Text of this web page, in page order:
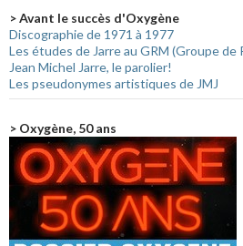
> Avant le succès d'Oxygène
Discographie de 1971 à 1977
Les études de Jarre au GRM (Groupe de
Jean Michel Jarre, le parolier!
Les pseudonymes artistiques de JMJ
> Oxygène, 50 ans